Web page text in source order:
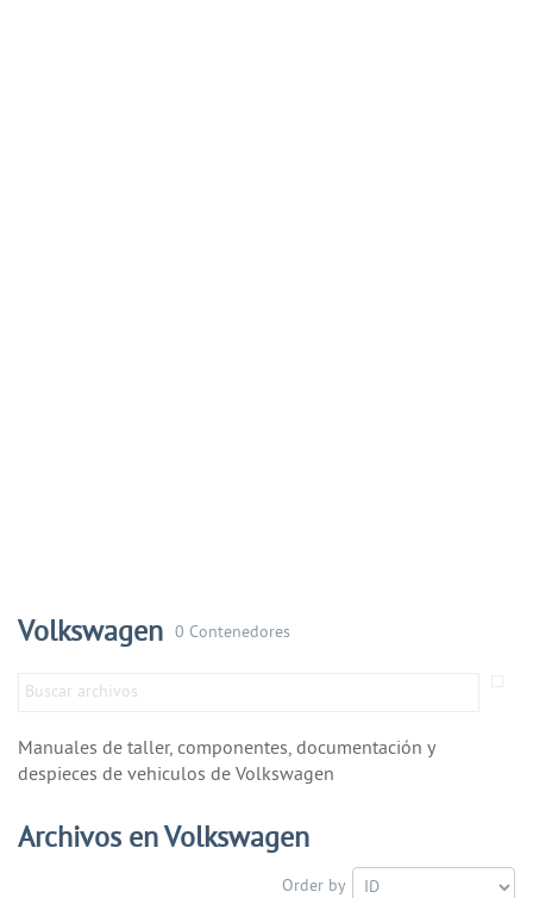
Volkswagen 0 Contenedores
Manuales de taller, componentes, documentación y
despieces de vehiculos de Volkswagen
Archivos en Volkswagen
Order by